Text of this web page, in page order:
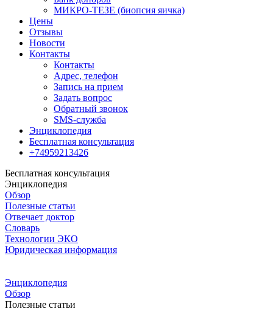
МИКРО-ТЕЗЕ (биопсия яичка)
Цены
Отзывы
Новости
Контакты
Контакты
Адрес, телефон
Запись на прием
Задать вопрос
Обратный звонок
SMS-служба
Энциклопедия
Бесплатная консультация
+74959213426
Бесплатная консультация
Энциклопедия
Обзор
Полезные статьи
Отвечает доктор
Словарь
Технологии ЭКО
Юридическая информация
Энциклопедия
Обзор
Полезные статьи